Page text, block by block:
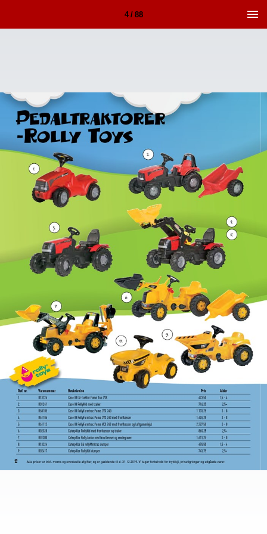
4 / 88